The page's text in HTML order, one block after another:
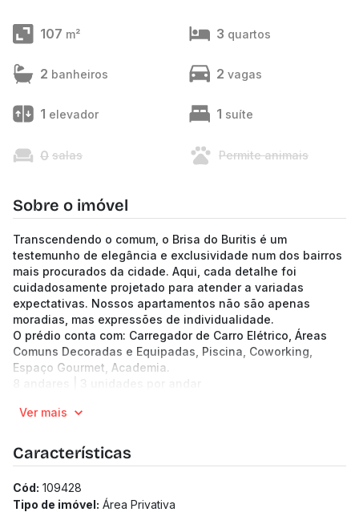
107 m² 3 quartos
2 banheiros 2 vagas
1 elevador 1 suíte
0 salas Permite animais
Sobre o imóvel
Transcendendo o comum, o Brisa do Buritis é um
testemunho de elegância e exclusividade num dos bairros
mais procurados da cidade. Aqui, cada detalhe foi
cuidadosamente projetado para atender a variadas
expectativas. Nossos apartamentos não são apenas
moradias, mas expressões de individualidade.
O prédio conta com: Carregador de Carro Elétrico, Áreas
Comuns Decoradas e Equipadas, Piscina, Coworking,
Espaço Gourmet, Academia.
8 andares | 3 unidades por andar
1 a 3 quartos
Previsão de entrega: 01/12/2027
Medidor de água individualizado
Ver mais
Características
Cód: 109428
Tipo de imóvel: Área Privativa